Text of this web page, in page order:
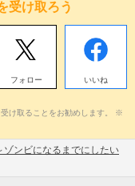
受け取ろう
フォロー いいね
け取ることをお勧めします。 ※
ゾンビになるまでにしたい